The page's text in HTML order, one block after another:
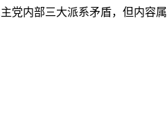
党内部三大派系矛盾，但内容属